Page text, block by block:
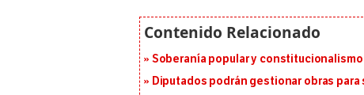
Soberanía popular y
Diputados podrán gestionar obras